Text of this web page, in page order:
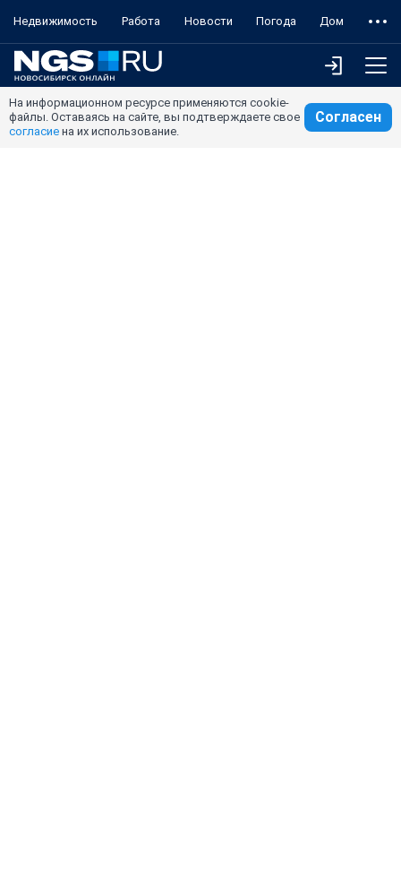
Недвижимость Работа Новости Погода Дом
На информационном ресурсе применяются cookie-
файлы. Оставаясь на сайте, вы подтверждаете свое
согласие на их использование.
Согласен